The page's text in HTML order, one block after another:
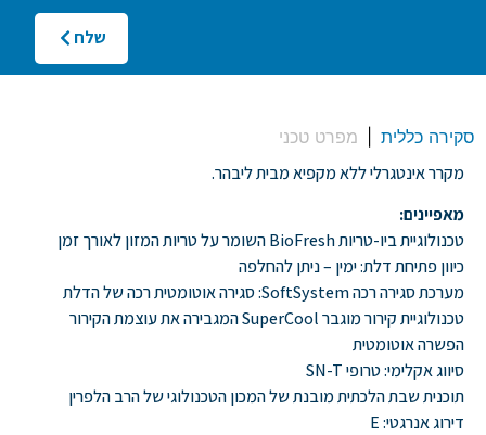
שלח
סקירה כללית מפרט טכני
מקרר אינטגרלי ללא מקפיא מבית ליבהר.
מאפיינים:
טכנולוגיית ביו-טריות BioFresh השומר על טריות המזון לאורך זמן
כיוון פתיחת דלת: ימין – ניתן להחלפה
מערכת סגירה רכה SoftSystem: סגירה אוטומטית רכה של הדלת
טכנולוגיית קירור מוגבר SuperCool המגבירה את עוצמת הקירור
הפשרה אוטומטית
סיווג אקלימי: טרופי SN-T
תוכנית שבת הלכתית מובנת של המכון הטכנולוגי של הרב הלפרין
דירוג אנרגטי: E